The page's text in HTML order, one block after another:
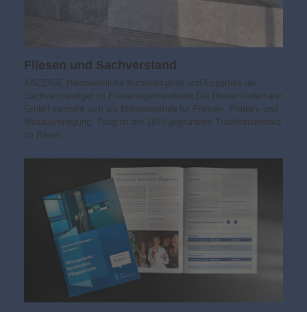
Fliesen und Sachverstand
ANZEIGE Handwerkliche Kunstfertigkeit und Expertise als
Sachverständiger im Fliesenlegerhandwerk Die fliesen tiedemann
GmbH versteht sich als Meisterbetrieb für Fliesen-, Platten- und
Mosaikverlegung. Tätig ist der 1976 gegründete Traditionsbetrieb
im Raum…